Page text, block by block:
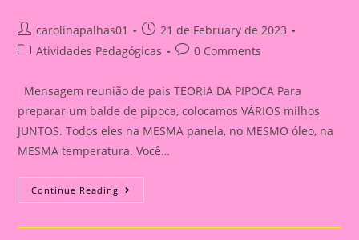
Post
author:
carolinapalhas01
Post
published:
21 de February de 2023
PostAtividades Pedagógicas
Post0 Comments
Mensagem reunião de pais TEORIA DA PIPOCA Para
preparar um balde de pipoca, colocamos VÁRIOS milhos
JUNTOS. Todos eles na MESMA panela, no MESMO óleo, na
MESMA temperatura. Você…
Continue Reading Mensagem
Reunião
Pais|Teoria